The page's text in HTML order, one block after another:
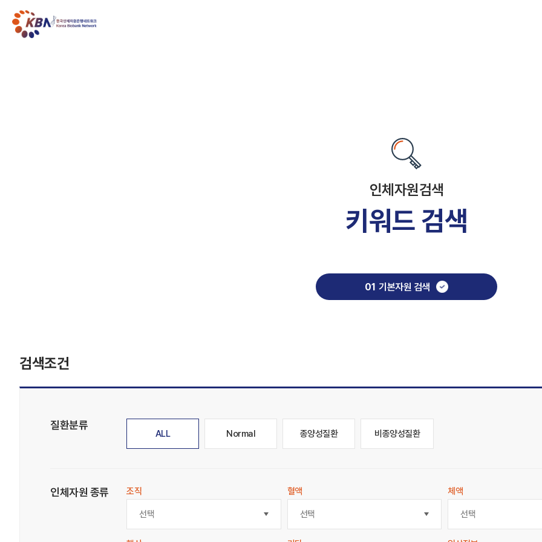
인체자원검색
키워드 검색
01 기본자원 검색
검색조건
질환분류
ALL Normal 종양성질환 비종양성질환
인체자원 종류 조직
선택
혈액
선택
체액
선택